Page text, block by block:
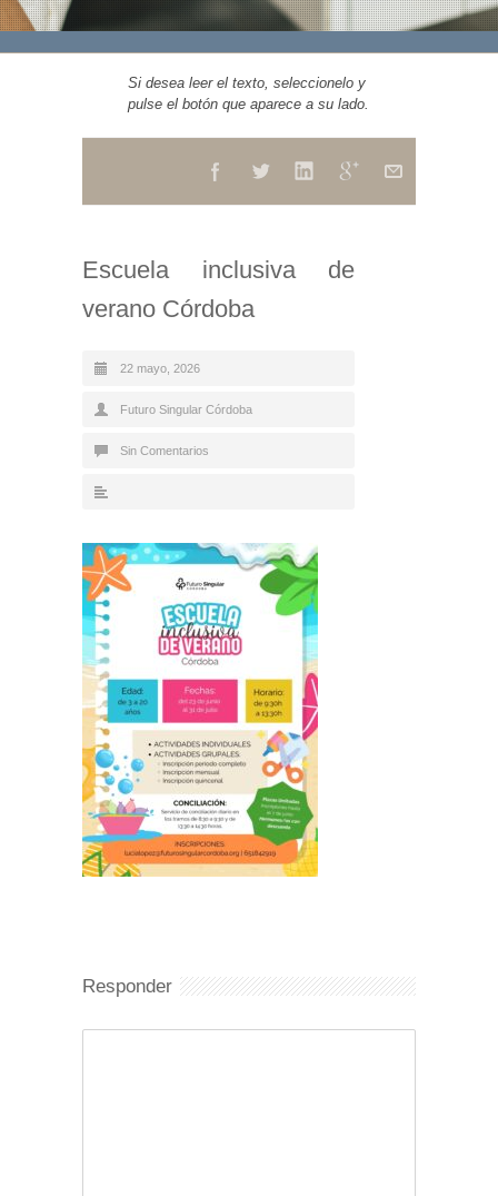
Si desea leer el texto, seleccionelo y
pulse el botón que aparece a su lado.
Escuela inclusiva de
verano Córdoba
22 mayo, 2026
Futuro Singular Córdoba
Sin Comentarios
Responder